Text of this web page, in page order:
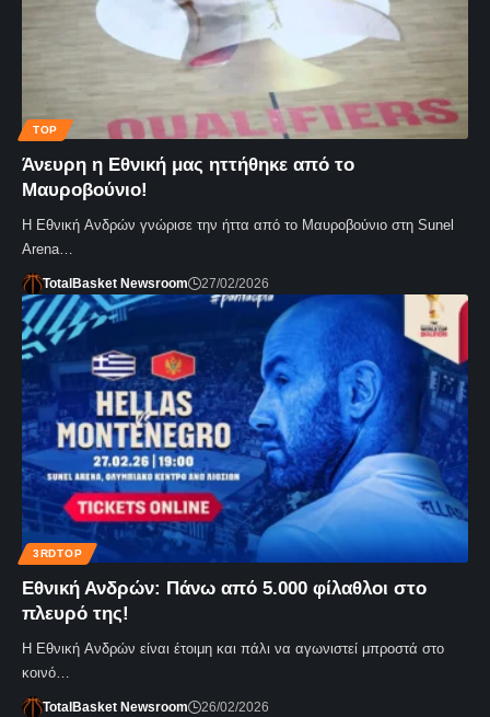
TOP
Άνευρη η Εθνική μας ηττήθηκε από το
Μαυροβούνιο!
Η Εθνική Ανδρών γνώρισε την ήττα από το Μαυροβούνιο στη Sunel
Arena…
TotalBasket Newsroom 27/02/2026
3RDTOP
Εθνική Ανδρών: Πάνω από 5.000 φίλαθλοι στο
πλευρό της!
Η Εθνική Ανδρών είναι έτοιμη και πάλι να αγωνιστεί μπροστά στο
κοινό…
TotalBasket Newsroom 26/02/2026